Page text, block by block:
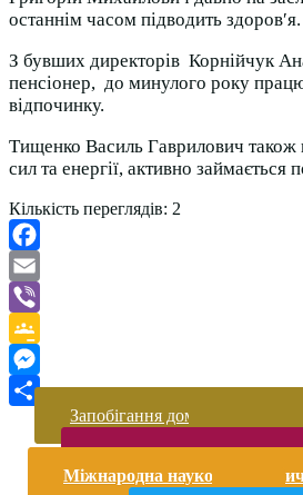
останнім часом підводить здоров′я.
З бувших директорів Корнійчук
пенсіонер, до минулого року
відпочинку.
Тищенко Василь Гаврилович також
сил та енергії, активно займається
Кількість переглядів: 2
Facebook
Email
Viber
Google
Classroom
Messenger
ПоділитисяЗапобігання домашньому та
Міжнародна науково-